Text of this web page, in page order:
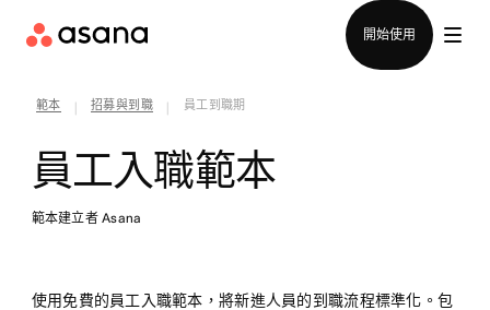
開始使用
範本 招募與到職 員工到職期
員工入職範本
範本建立者 Asana
使用免費的員工入職範本，將新進人員的到職流程標準化。包